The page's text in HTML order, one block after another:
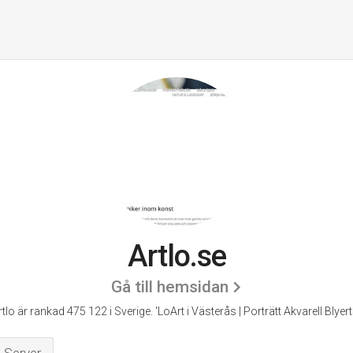
Artlo.se
Gå till hemsidan
är rankad 475 122 i Sverige. 'LoArt i Västerås | Porträtt Akvarell